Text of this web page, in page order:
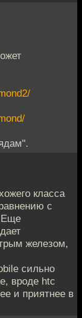
класса
с
Еще
железом,
сильно
вроде htc
и приятнее в